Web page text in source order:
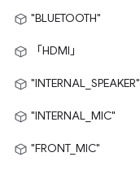
"BLUETOOTH"
「HDMI」
"INTERNAL_SPEAKER"
"INTERNAL_MIC"
"FRONT_MIC"